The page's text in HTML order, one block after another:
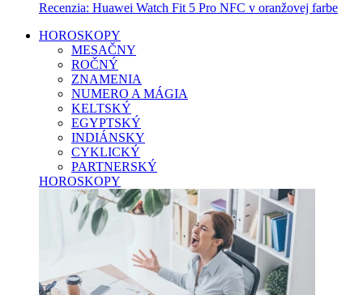
Recenzia: Huawei Watch Fit 5 Pro NFC v oranžovej farbe
HOROSKOPY
MESAČNY
ROČNÝ
ZNAMENIA
NUMERO A MÁGIA
KELTSKÝ
EGYPTSKÝ
INDIÁNSKY
CYKLICKÝ
PARTNERSKÝ
HOROSKOPY